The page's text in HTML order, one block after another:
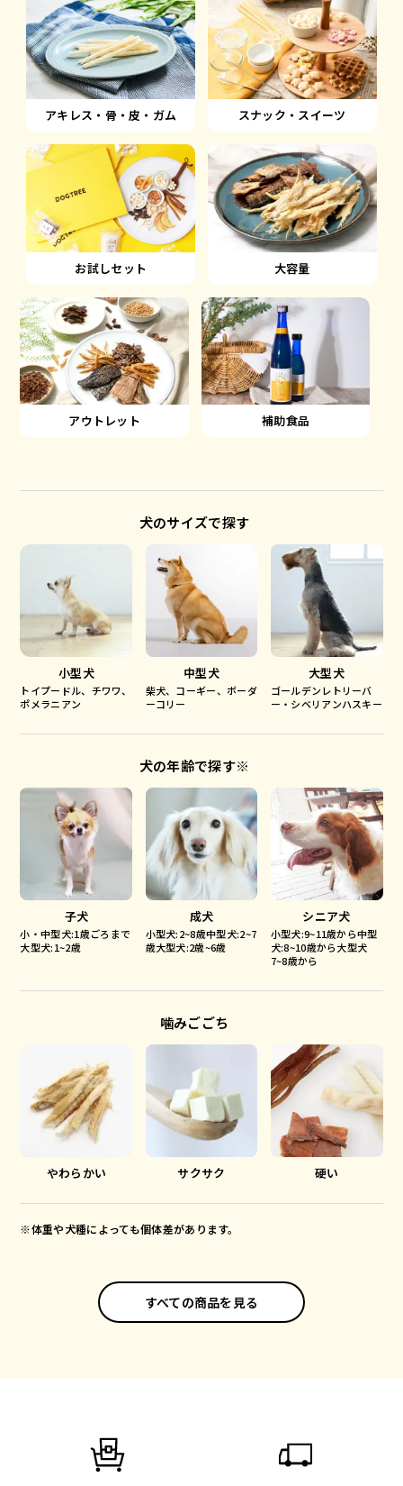
アキレス・骨・皮・ガム スナック・スイーツ
お試しセット 大容量
アウトレット 補助食品
犬のサイズで探す
小型犬
トイプードル、チワワ、
ポメラニアン
中型犬
柴犬、コーギー、ボーダ
ーコリー
大型犬
ゴールデンレトリーバ
ー・シベリアンハスキー
犬の年齢で探す※
子犬
小・中型犬:1歳ごろまで
大型犬:1~2歳
成犬
小型犬:2~8歳中型犬:2~7
歳大型犬:2歳~6歳
シニア犬
小型犬:9~11歳から中型
犬:8~10歳から大型犬
7~8歳から
噛みごごち
やわらかい サクサク 硬い
※体重や犬種によっても個体差があります。
すべての商品を見る